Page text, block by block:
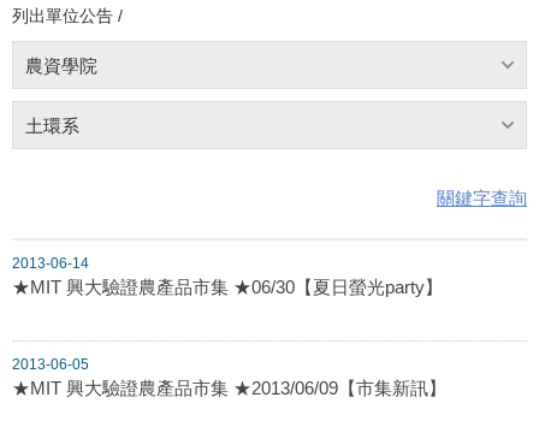
列出單位公告 /
農資學院
土環系
關鍵字查詢
2013-06-14
★MIT 興大驗證農產品市集 ★06/30【夏日螢光party】
2013-06-05
★MIT 興大驗證農產品市集 ★2013/06/09【市集新訊】